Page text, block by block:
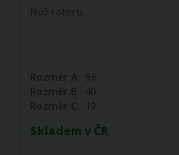
Skladem v ČR
Nůž rotoru
Rozměr A:
96
Rozměr B:
40
Rozměr C:
19